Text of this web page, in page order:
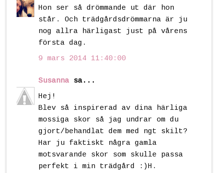
Hon ser så drömmande ut där hon
står. Och trädgårdsdrömmarna är ju
nog allra härligast just på vårens
första dag.
9 mars 2014 11:40:00
Susanna sa...
Hej!
Blev så inspirerad av dina härliga
mossiga skor så jag undrar om du
gjort/behandlat dem med ngt skilt?
Har ju faktiskt några gamla
motsvarande skor som skulle passa
perfekt i min trädgård :)H.